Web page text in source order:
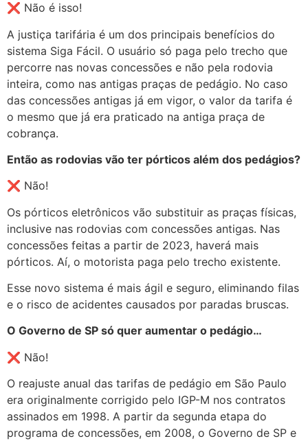
❌ Não é isso!
A justiça tarifária é um dos principais benefícios do
sistema Siga Fácil. O usuário só paga pelo trecho que
percorre nas novas concessões e não pela rodovia
inteira, como nas antigas praças de pedágio. No caso
das concessões antigas já em vigor, o valor da tarifa é
o mesmo que já era praticado na antiga praça de
cobrança.
Então as rodovias vão ter pórticos além dos pedágios?
❌ Não!
Os pórticos eletrônicos vão substituir as praças físicas,
inclusive nas rodovias com concessões antigas. Nas
concessões feitas a partir de 2023, haverá mais
pórticos. Aí, o motorista paga pelo trecho existente.
Esse novo sistema é mais ágil e seguro, eliminando filas
e o risco de acidentes causados por paradas bruscas.
O Governo de SP só quer aumentar o pedágio…
❌ Não!
O reajuste anual das tarifas de pedágio em São Paulo
era originalmente corrigido pelo IGP-M nos contratos
assinados em 1998. A partir da segunda etapa do
programa de concessões, em 2008, o Governo de SP e